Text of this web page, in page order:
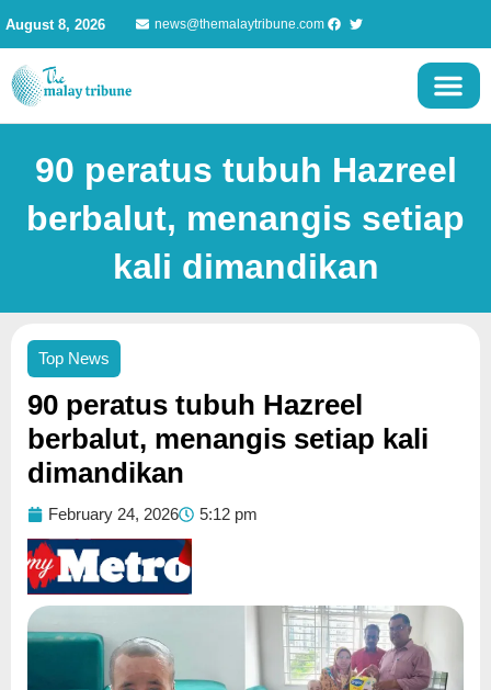
content
August 8, 2026 news@themalaytribune.com
90 peratus tubuh Hazreel
berbalut, menangis setiap
kali dimandikan
Top News
90 peratus tubuh Hazreel
berbalut, menangis setiap kali
dimandikan
February 24, 2026 5:12 pm